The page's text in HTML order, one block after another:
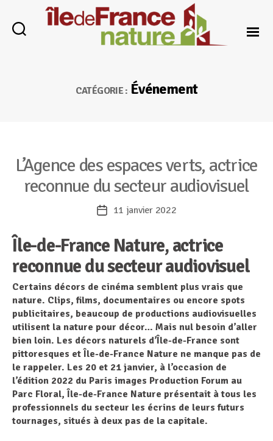
France
CATÉGORIE : Événement
L’Agence des espaces verts, actrice
reconnue du secteur audiovisuel
Date
l’article
11 janvier 2022
Île-de-France Nature, actrice
reconnue du secteur audiovisuel
Certains décors de cinéma semblent plus vrais que
nature. Clips, films, documentaires ou encore spots
publicitaires, beaucoup de productions audiovisuelles
utilisent la nature pour décor… Mais nul besoin d’aller
bien loin. Les décors naturels d’Île-de-France sont
pittoresques et Île-de-France Nature ne manque pas de
le rappeler. Les 20 et 21 janvier, à l’occasion de
l’édition 2022 du Paris images Production Forum au
Parc Floral, Île-de-France Nature présentait à tous les
professionnels du secteur les écrins de leurs futurs
tournages, situés à deux pas de la capitale.